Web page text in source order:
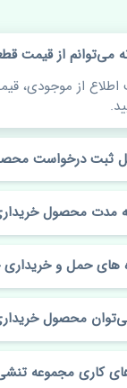
می‌توانم از قیمت
از موجودی،
ثبت درخواست
مدت محصول
های حمل و
محصول
کاری مجموعه